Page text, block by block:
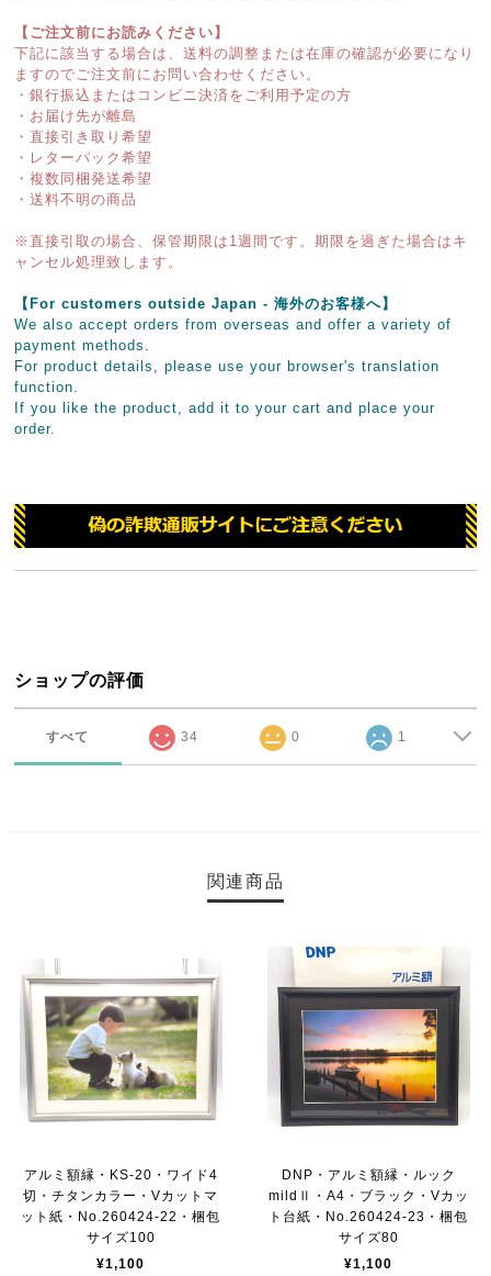
【ご注文前にお読みください】
下記に該当する場合は、送料の調整または在庫の確認が必要になり
ますのでご注文前にお問い合わせください。
・銀行振込またはコンビニ決済をご利用予定の方
・お届け先が離島
・直接引き取り希望
・レターパック希望
・複数同梱発送希望
・送料不明の商品
※直接引取の場合、保管期限は1週間です。期限を過ぎた場合はキ
ャンセル処理致します。
【For customers outside Japan - 海外のお客様へ】
We also accept orders from overseas and offer a variety of
payment methods.
For product details, please use your browser's translation
function.
If you like the product, add it to your cart and place your
order.
ショップの評価
すべて 34 0 1
関連商品
アルミ額縁・KS-20・ワイド4
切・チタンカラー・Vカットマ
ット紙・No.260424-22・梱包
サイズ100
¥1,100
DNP・アルミ額縁・ルック
mildⅡ・A4・ブラック・Vカッ
ト台紙・No.260424-23・梱包
サイズ80
¥1,100